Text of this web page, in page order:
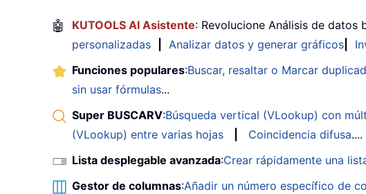
🤖 KUTOOLS AI Asistente: Revolucione Análisis de datos
personalizadas
Analizar datos y generar gráficos
Funciones populares:Buscar, resaltar o Marcar
sin usar fórmulas...
Super BUSCARV:Búsqueda vertical (VLookup) con
(VLookup) entre varias hojas
Coincidencia difusa....
Lista desplegable avanzada:Crear rápidamente una
Gestor de columnas:Añadir un número específico de